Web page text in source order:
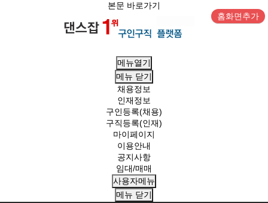
본문 바로가기
홈화면추가
메뉴열기
메뉴 닫기
채용정보
인재정보
구인등록(채용)
구직등록(인재)
마이페이지
이용안내
공지사항
임대/매매
사용자메뉴
메뉴 닫기